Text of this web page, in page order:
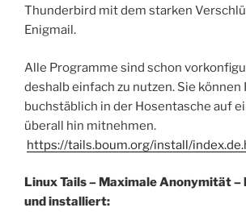
Thunderbird mit dem starken
Enigmail.
Alle Programme sind schon
deshalb einfach zu nutzen. Sie können
buchstäblich in der Hosentasche auf
überall hin mitnehmen.
https://tails.boum.org/install/
Linux Tails – Maximale Anonymität
und installiert: